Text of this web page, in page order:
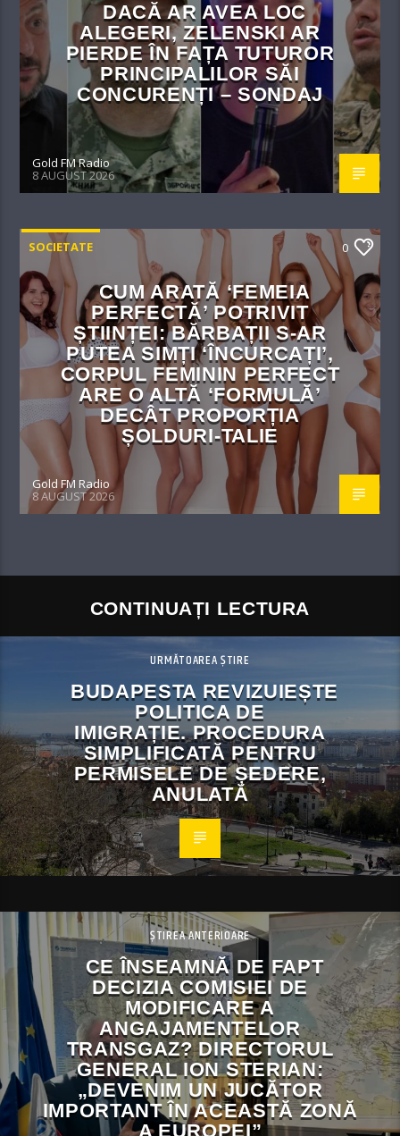
DACĂ AR AVEA LOC
ALEGERI, ZELENSKI AR
PIERDE ÎN FAȚA TUTUROR
PRINCIPALILOR SĂI
CONCURENȚI – SONDAJ
Gold FM Radio
8 AUGUST 2026
SOCIETATE 0
CUM ARATĂ ‘FEMEIA
PERFECTĂ’ POTRIVIT
ȘTIINȚEI: BĂRBAȚII S-AR
PUTEA SIMȚI ‘ÎNCURCAȚI’,
CORPUL FEMININ PERFECT
ARE O ALTĂ ‘FORMULĂ’
DECÂT PROPORȚIA
ȘOLDURI-TALIE
Gold FM Radio
8 AUGUST 2026
CONTINUAȚI LECTURA
URMĂTOAREA ȘTIRE
BUDAPESTA REVIZUIEȘTE
POLITICA DE
IMIGRAȚIE. PROCEDURA
SIMPLIFICATĂ PENTRU
PERMISELE DE ȘEDERE,
ANULATĂ
ȘTIREA ANTERIOARE
CE ÎNSEAMNĂ DE FAPT
DECIZIA COMISIEI DE
MODIFICARE A
ANGAJAMENTELOR
TRANSGAZ? DIRECTORUL
GENERAL ION STERIAN:
„DEVENIM UN JUCĂTOR
IMPORTANT ÎN ACEASTĂ ZONĂ
A EUROPEI”